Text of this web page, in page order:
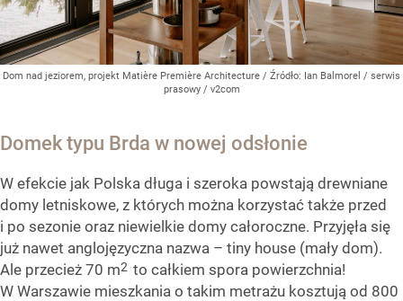
Dom nad jeziorem, projekt Matière Première Architecture / Źródło: Ian Balmorel / serwis
prasowy / v2com
Domek typu Brda w nowej odsłonie
W efekcie jak Polska długa i szeroka powstają drewniane
domy letniskowe, z których można korzystać także przed
i po sezonie oraz niewielkie domy całoroczne. Przyjęła się
już nawet anglojęzyczna nazwa – tiny house (mały dom).
Ale przecież 70 m2 to całkiem spora powierzchnia!
W Warszawie mieszkania o takim metrażu kosztują od 800